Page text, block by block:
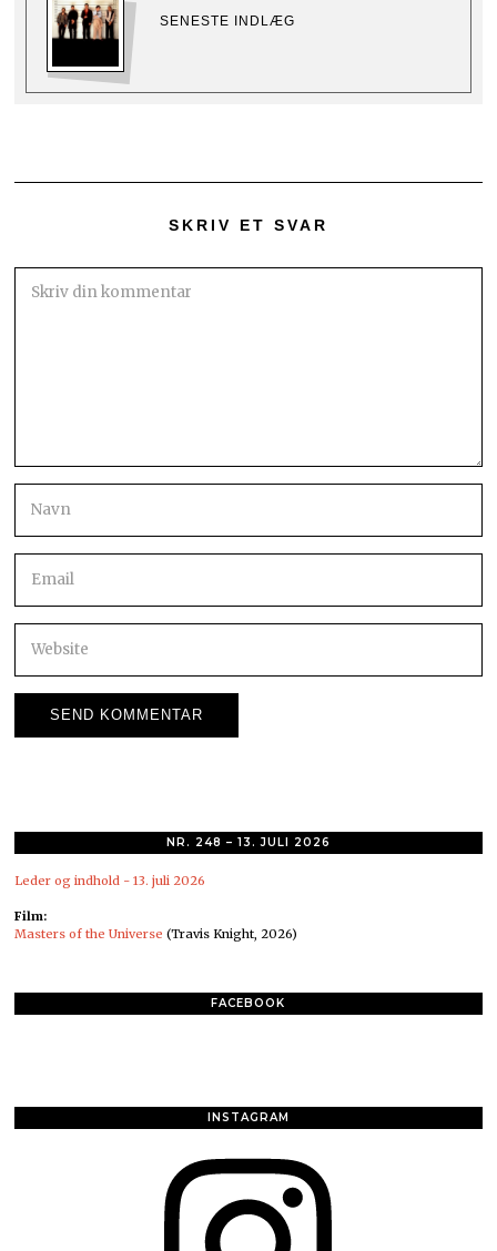
SENESTE INDLÆG
SKRIV ET SVAR
NR. 248 – 13. JULI 2026
Leder og indhold - 13. juli 2026
Film:
Masters of the Universe (Travis Knight, 2026)
FACEBOOK
INSTAGRAM